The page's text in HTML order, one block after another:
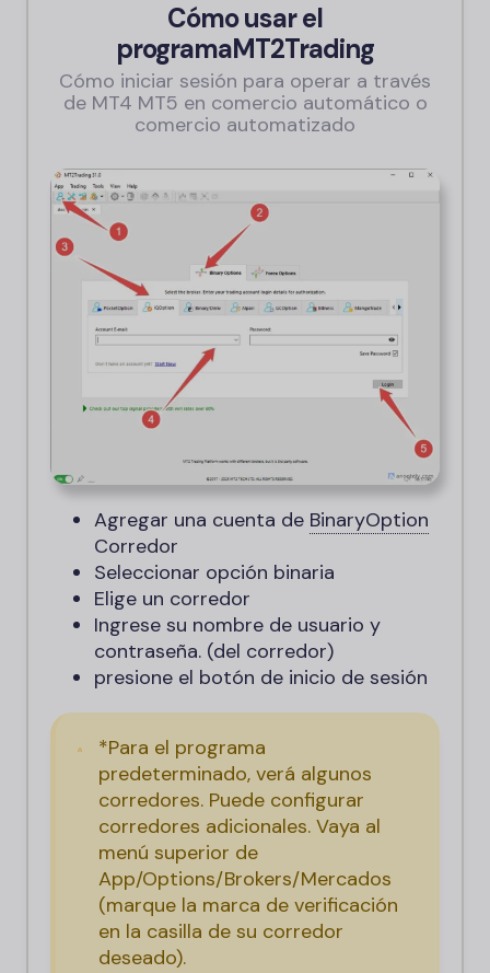
Cómo usar el
programaMT2Trading
Cómo iniciar sesión para operar a través
de MT4 MT5 en comercio automático o
comercio automatizado
Agregar una cuenta de BinaryOption
Corredor
Seleccionar opción binaria
Elige un corredor
Ingrese su nombre de usuario y
contraseña. (del corredor)
presione el botón de inicio de sesión
*Para el programa
predeterminado, verá algunos
corredores. Puede configurar
corredores adicionales. Vaya al
menú superior de
App/Options/Brokers/Mercados
(marque la marca de verificación
en la casilla de su corredor
deseado).